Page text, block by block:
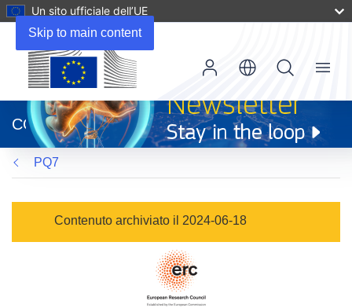
Skip to main content
Un sito ufficiale dell’UE
apre
in
una
nuova
finestra)
CORDIS
Menu
PQ7
Contenuto archiviato il 2024-06-18